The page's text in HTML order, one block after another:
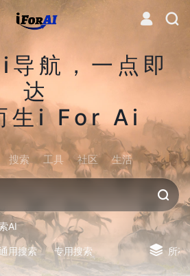
航，一点即
达
生i For Ai
搜索 工具 社区 生活
AI
用搜索 专用搜索 所有